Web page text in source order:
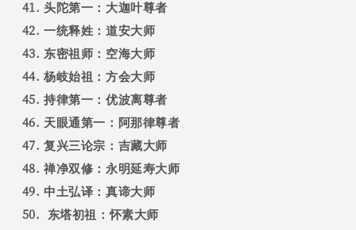
头陀第一：大迦叶尊者
一统释姓：道安大师
东密祖师：空海大师
杨岐始祖：方会大师
持律第一：优波离尊者
天眼通第一：阿那律尊者
复兴三论宗：吉藏大师
禅净双修：永明延寿大师
中土弘译：真谛大师
东塔初祖：怀素大师